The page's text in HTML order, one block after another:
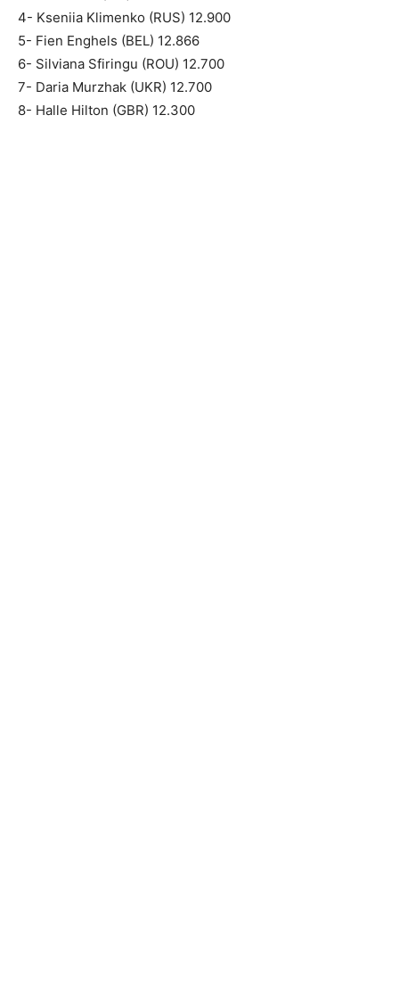
4- Kseniia Klimenko (RUS) 12.900
5- Fien Enghels (BEL) 12.866
6- Silviana Sfiringu (ROU) 12.700
7- Daria Murzhak (UKR) 12.700
8- Halle Hilton (GBR) 12.300